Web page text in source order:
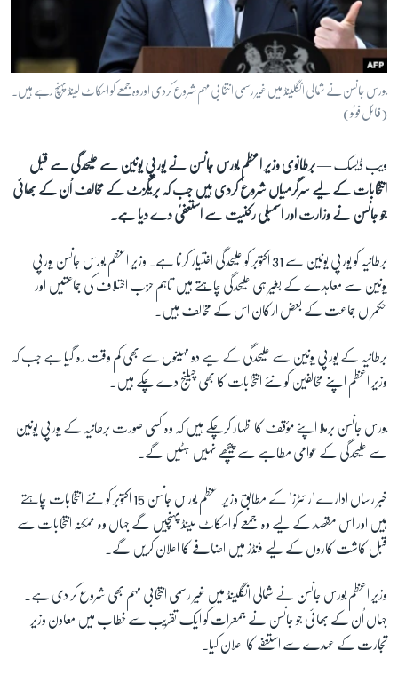
آزادیٔ صحافت
سائنس و ٹیکنالوجی
صحت
ویڈیوز
آڈیو
اداریہ
Learning English
FOLLOW US
زبان
بورس جانسن نے شمالی انگلینڈ میں غیر رسمی انتخابی مہم شروع کردی اور وہ جمعے کو اسکاٹ لینڈ پہنچ رہے ہیں۔
(فائل فوٹو)
ویب ڈیسک —برطانوی وزیر اعظم بورس جانسن نے یورپی یونین سے علیحدگی سے قبل
انتخابات کے لیے سرگرمیاں شروع کردی ہیں جب کہ بریگزٹ کے مخالف اُن کے بھائی
جو جانسن نے وزارت اور اسمبلی رکنیت سے استعفیٰ دے دیا ہے۔
برطانیہ کو یورپی یونین سے 31 اکتوبر کو علیحدگی اختیار کرنا ہے۔ وزیر اعظم بورس جانسن یورپی
یونین سے معاہدے کے بغیر ہی علیحدگی چاہتے ہیں تاہم حزب اختلاف کی جماعتیں اور
حکمراں جماعت کے بعض ارکان اس کے مخالف ہیں۔
برطانیہ کے یورپی یونین سے علیحدگی کے لیے دو مہینوں سے بھی کم وقت رہ گیا ہے جب کہ
وزیر اعظم اپنے مخالفین کو نئے انتخابات کا بھی چیلنج دے چکے ہیں۔
بورس جانسن برملا اپنے مؤقف کا اظہار کرچکے ہیں کہ وہ کسی صورت برطانیہ کے یورپی یونین
سے علیحدگی کے عوامی مطالبے سے پیچھے نہیں ہٹیں گے۔
خبر رساں ادارے 'رائٹرز' کے مطابق وزیر اعظم بورس جانسن 15 اکتوبر کو نئے انتخابات چاہتے
ہیں اور اس مقصد کے لیے وہ جمعے کو اسکاٹ لینڈ پہنچیں گے جہاں وہ ممکنہ انتخابات سے
قبل کاشت کاروں کے لیے فنڈز میں اضافے کا اعلان کریں گے۔
وزیر اعظم بورس جانسن نے شمالی انگلینڈ میں غیر رسمی انتخابی مہم بھی شروع کر دی ہے۔
جہاں اُن کے بھائی جو جانسن نے جمعرات کو ایک تقریب سے خطاب میں معاون وزیر
تجارت کے عہدے سے استعفے کا اعلان کیا۔